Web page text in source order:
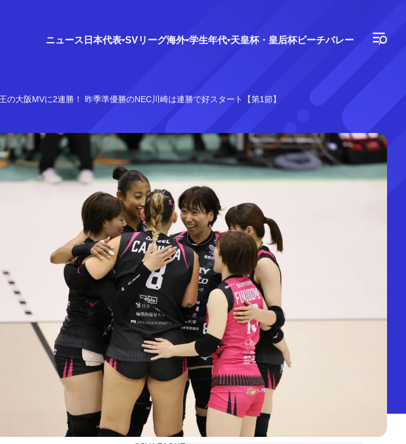
ニュース 日本代表 SVリーグ海外 学生年代 天皇杯・皇后杯ビーチバレー
の大阪MVに2連勝！ 昨季準優勝のNEC川崎は連勝で好スタート【第1節】